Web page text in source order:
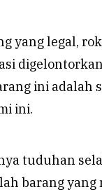
yang legal,
ini adalah
ini.
tuduhan
barang